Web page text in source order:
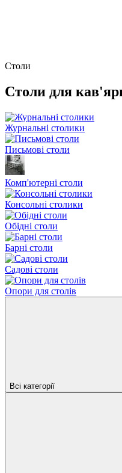
Столи
Столи для
Журнальні столики
Письмові столи
Комп'ютерні столи
Консольні столики
Обідні столи
Барні столи
Садові столи
Опори для столів
Всі категорії